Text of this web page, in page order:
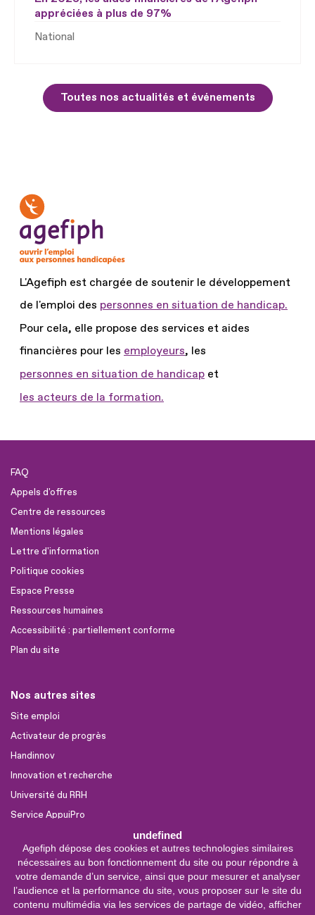
undefined
Agefiph dépose des cookies et autres technologies similaires
nécessaires au bon fonctionnement du site ou pour répondre à
votre demande d’un service, ainsi que pour mesurer et analyser
l’audience et la performance du site, vous proposer sur le site du
contenu multimédia via les services de partage de vidéo, afficher
appréciées à plus de 97%
National
Toutes nos actualités et événements
L'Agefiph est chargée de soutenir le développement
de l'emploi des personnes en situation de handicap.
Pour cela, elle propose des services et aides
financières pour les employeurs, les
personnes en situation de handicap et
les acteurs de la formation.
FAQ
Appels d'offres
Centre de ressources
Mentions légales
Lettre d'information
Politique cookies
Espace Presse
Ressources humaines
Accessibilité : partiellement conforme
Plan du site
Nos autres sites
Site emploi
Activateur de progrès
Handinnov
Innovation et recherche
Université du RRH
Service AppuiPro
Nous suivre
Youtube
Linkedin